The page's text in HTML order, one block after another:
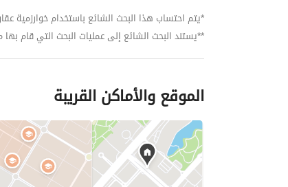
*يتم احتساب هذا البحث الشائع باستخدام خوارزمية
**يستند البحث الشائع إلى عمليات البحث التي قام بها
الموقع والأماكن القريبة